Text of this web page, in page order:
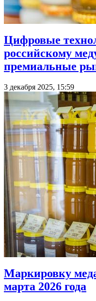
Цифровые
российскому
премиальные
3 декабря 2025, 15:59
Маркировку
марта 2026 года